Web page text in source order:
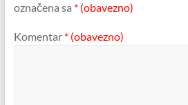
označena sa * (obavezno)
Komentar * (obavezno)